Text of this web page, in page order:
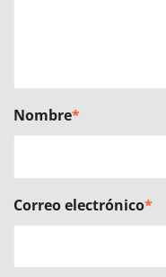
Nombre*
Correo electrónico*